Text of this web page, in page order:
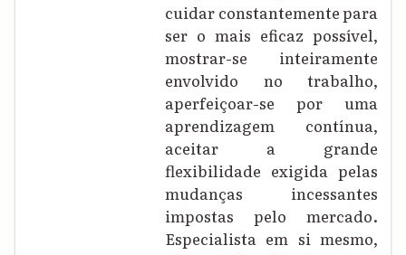
cuidar constantemente para
ser o mais eficaz possível,
mostrar-se inteiramente
envolvido no trabalho,
aperfeiçoar-se por uma
aprendizagem contínua,
aceitar a grande
flexibilidade exigida pelas
mudanças incessantes
impostas pelo mercado.
Especialista em si mesmo,